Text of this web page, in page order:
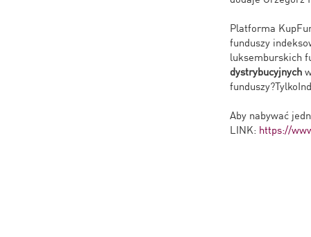
Platforma
funduszy
luksemburskich
dystrybucyjnych
Aby nabywać
LINK: https://